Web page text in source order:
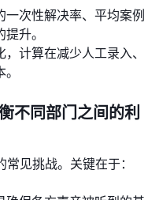
一次性解决率、平均案例
升。
计算在减少人工录入、
不同部门之间的利
见挑战。关键在于：